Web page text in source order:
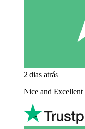
2 dias atrás
Nice and